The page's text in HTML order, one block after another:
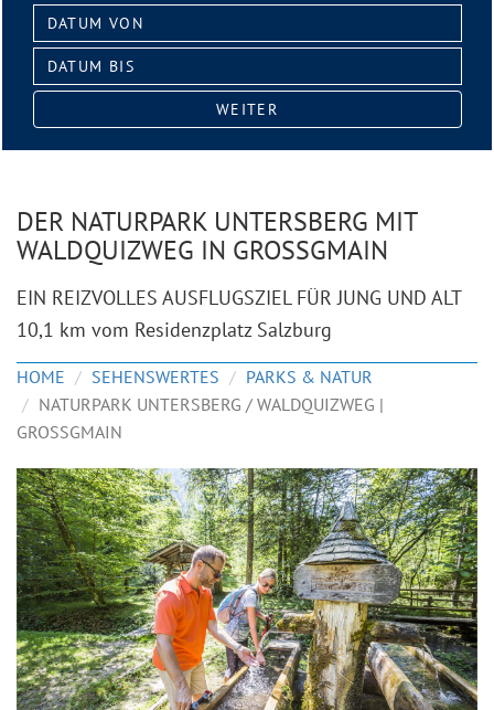
Datum
von:
Datum
bis:
WEITER
DER NATURPARK UNTERSBERG MIT
WALDQUIZWEG IN GROSSGMAIN
EIN REIZVOLLES AUSFLUGSZIEL FÜR JUNG UND ALT
10,1 km vom Residenzplatz Salzburg
HOME SEHENSWERTES
PARKS & NATUR
NATURPARK UNTERSBERG / WALDQUIZWEG |
GROSSGMAIN